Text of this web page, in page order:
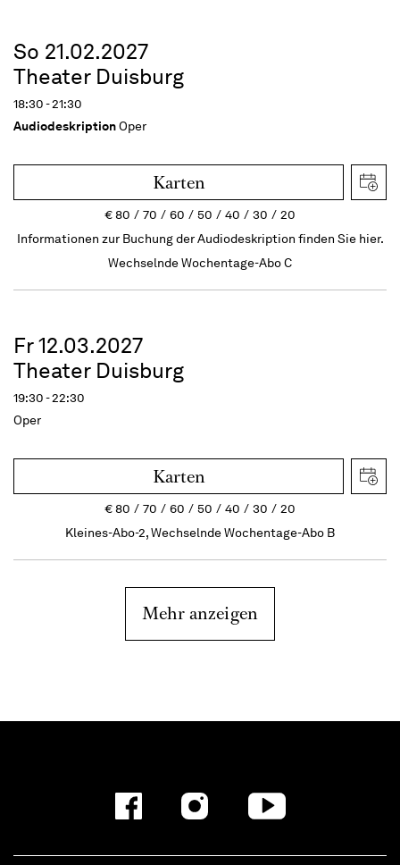
So 21.02.2027
Theater Duisburg
18:30 - 21:30
AudiodeskriptionOper
Karten
€80 70 60 50 40 30
20
Informationen zur Buchung der Audiodeskription finden Sie hier.
Wechselnde Wochentage-Abo C
Fr 12.03.2027
Theater Duisburg
19:30 - 22:30
Oper
Karten
€80 70 60 50 40 30
20
Kleines-Abo-2, Wechselnde Wochentage-Abo B
Mehr anzeigen